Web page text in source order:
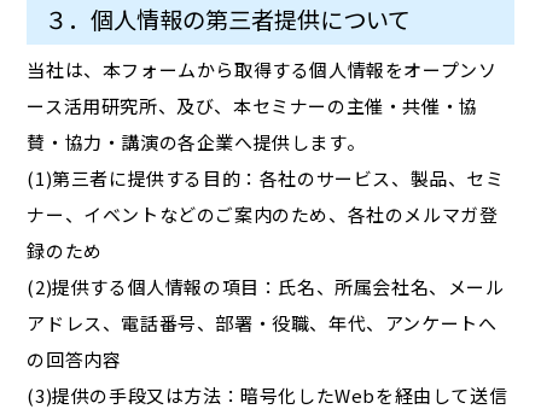
３．個人情報の第三者提供について
当社は、本フォームから取得する個人情報をオープンソ
ース活用研究所、及び、本セミナーの主催・共催・協
賛・協力・講演の各企業へ提供します。
(1)第三者に提供する目的：各社のサービス、製品、セミ
ナー、イベントなどのご案内のため、各社のメルマガ登
録のため
(2)提供する個人情報の項目：氏名、所属会社名、メール
アドレス、電話番号、部署・役職、年代、アンケートへ
の回答内容
(3)提供の手段又は方法：暗号化したWebを経由して送信